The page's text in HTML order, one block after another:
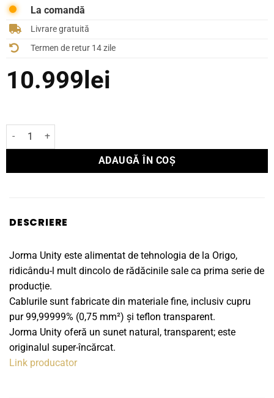
La comandă
Livrare gratuită
Termen de retur 14 zile
10.999lei
Cantitate Cablu curent Jorma Design Unity
ADAUGĂ ÎN COȘ
DESCRIERE
Jorma Unity este alimentat de tehnologia de la Origo,
ridicându-l mult dincolo de rădăcinile sale ca prima serie de
producție.
Cablurile sunt fabricate din materiale fine, inclusiv cupru
pur 99,99999% (0,75 mm²) și teflon transparent.
Jorma Unity oferă un sunet natural, transparent; este
originalul super-încărcat.
Link producator